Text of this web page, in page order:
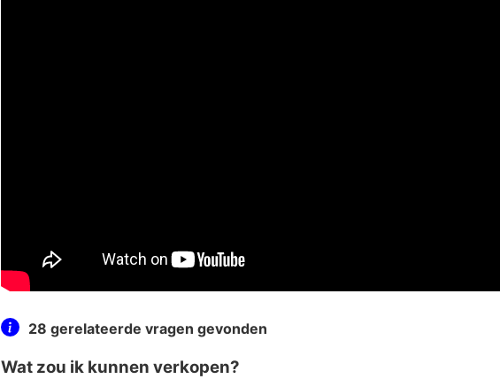
28 gerelateerde vragen gevonden
Wat zou ik kunnen verkopen?